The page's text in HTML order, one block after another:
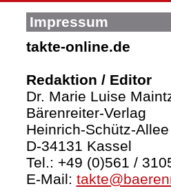
Impressum
takte-online.de
Redaktion / Editor
Dr. Marie Luise
Bärenreiter-Verlag
Heinrich-Schütz-
D-34131 Kassel
Tel.: +49 (0)561 /
E-Mail: